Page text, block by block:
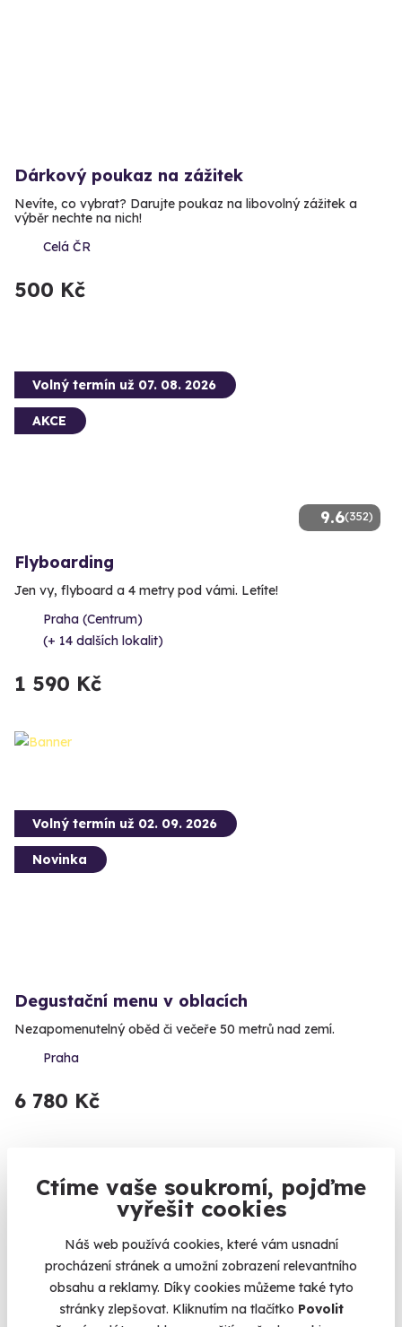
Ctíme vaše soukromí, pojďme
vyřešit cookies
Náš web používá cookies, které vám usnadní
procházení stránek a umožní zobrazení relevantního
obsahu a reklamy. Díky cookies můžeme také tyto
stránky zlepšovat. Kliknutím na tlačítko Povolit
Dárkový poukaz na zážitek
Nevíte, co vybrat? Darujte poukaz na libovolný zážitek a
výběr nechte na nich!
Celá ČR
500 Kč
9.6(352)
Volný termín už 07. 08. 2026
AKCE
Flyboarding
Jen vy, flyboard a 4 metry pod vámi. Letíte!
Praha (Centrum)
(+ 14 dalších lokalit)
1 590 Kč
Volný termín už 02. 09. 2026
Novinka
Degustační menu v oblacích
Nezapomenutelný oběd či večeře 50 metrů nad zemí.
Praha
6 780 Kč
Volný termín už 15. 08. 2026